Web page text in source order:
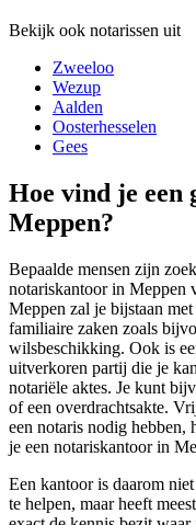
Bekijk ook notarissen uit
Zweeloo
Wezup
Aalden
Oosterhesselen
Gees
Hoe vind je een
Meppen?
Bepaalde mensen zijn
notariskantoor in Meppen
Meppen zal je bijstaan
familiaire zaken zoals
wilsbeschikking. Ook is
uitverkoren partij die je
notariële aktes. Je kunt
of een overdrachtsakte.
een notaris nodig hebben,
je een notariskantoor in
Een kantoor is daarom
te helpen, maar heeft